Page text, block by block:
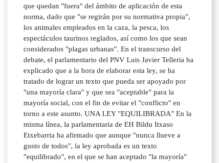
que quedan "fuera" del ámbito de aplicación de esta
norma, dado que "se regirán por su normativa propia",
los animales empleados en la caza, la pesca, los
espectáculos taurinos reglados, así como los que sean
considerados "plagas urbanas". En el transcurso del
debate, el parlamentario del PNV Luis Javier Telleria ha
explicado que a la hora de elaborar esta ley, se ha
tratado de lograr un texto que pueda ser apoyado por
"una mayoría clara" y que sea "aceptable" para la
mayoría social, con el fin de evitar el "conflicto" en
torno a este asunto. UNA LEY "EQUILIBRADA" En la
misma línea, la parlamentaria de EH Bildu Itxaso
Etxebarria ha afirmado que aunque "nunca llueve a
gusto de todos", la ley aprobada es un texto
"equilibrado", en el que se han aceptado "la mayoría"